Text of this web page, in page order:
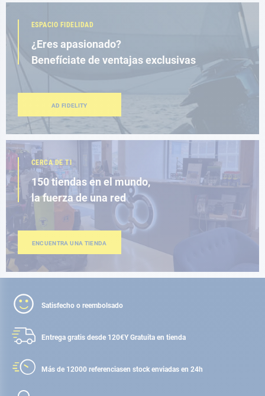
ESPACIO FIDELIDAD
¿Eres apasionado?
Benefíciate de ventajas exclusivas
AD FIDELITY
CERCA DE TI
150 tiendas en el mundo,
la fuerza de una red
ENCUENTRA UNA TIENDA
Satisfecho o reembolsado
Entrega gratis desde 120€Y Gratuita en tienda
Más de 12000 referenciasen stock enviadas en 24h